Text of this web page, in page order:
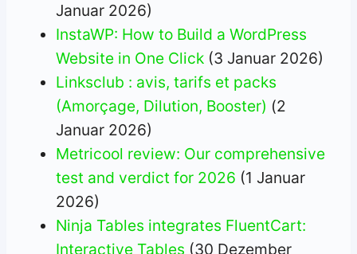
Januar 2026)
InstaWP: How to Build a WordPress
Website in One Click (3 Januar 2026)
Linksclub : avis, tarifs et packs
(Amorçage, Dilution, Booster) (2
Januar 2026)
Metricool review: Our comprehensive
test and verdict for 2026 (1 Januar
2026)
Ninja Tables integrates FluentCart:
Interactive Tables (30 Dezember